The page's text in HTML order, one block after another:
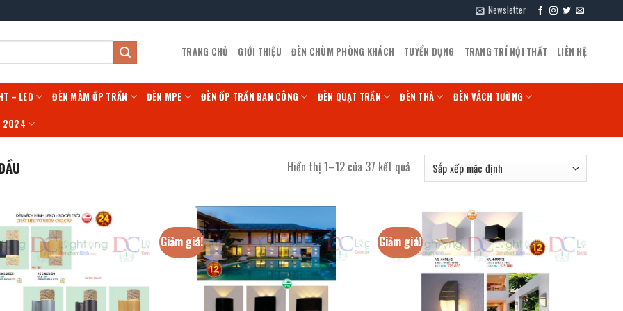
Newsletter
TRANG CHỦ GIỚI THIỆU ĐÈN CHÙM PHÒNG KHÁCH TUYỂN DỤNG TRANG TRÍ NỘI THẤT LIÊN HỆ
– LED ĐÈN MÂM ỐP TRẦN ĐÈN MPE ĐÈN ỐP TRẦN BAN CÔNG ĐÈN QUẠT TRẦN ĐÈN THẢ ĐÈN VÁCH TƯỜNG
2024
Hiển thị 1–12 của 37 kết quả
Giảm giá! Giảm giá!